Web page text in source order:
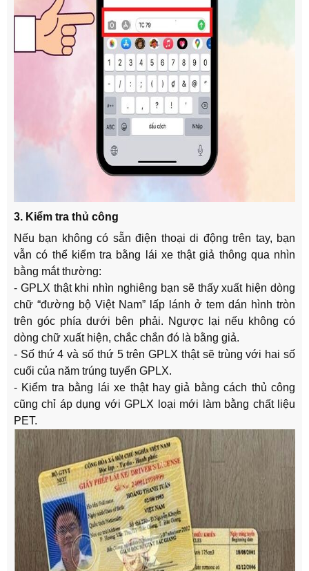
3. Kiểm tra thủ công
Nếu bạn không có sẵn điện thoại di động trên tay, bạn
vẫn có thể kiểm tra bằng lái xe thật giả thông qua nhìn
bằng mắt thường:
- GPLX thật khi nhìn nghiêng bạn sẽ thấy xuất hiện dòng
chữ “đường bộ Việt Nam” lấp lánh ở tem dán hình tròn
trên góc phía dưới bên phải. Ngược lại nếu không có
dòng chữ xuất hiện, chắc chắn đó là bằng giả.
- Số thứ 4 và số thứ 5 trên GPLX thật sẽ trùng với hai số
cuối của năm trúng tuyển GPLX.
- Kiểm tra bằng lái xe thật hay giả bằng cách thủ công
cũng chỉ áp dụng với GPLX loại mới làm bằng chất liệu
PET.